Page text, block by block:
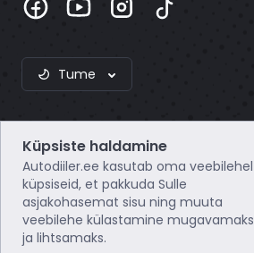
Tume
Webzero OÜ
Registrikood: 16804172
KMKR: EE102649495
Küpsiste haldamine
Autodiiler.ee kasutab oma veebilehel
küpsiseid, et pakkuda Sulle
asjakohasemat sisu ning muuta
veebilehe külastamine mugavamaks
ja lihtsamaks.